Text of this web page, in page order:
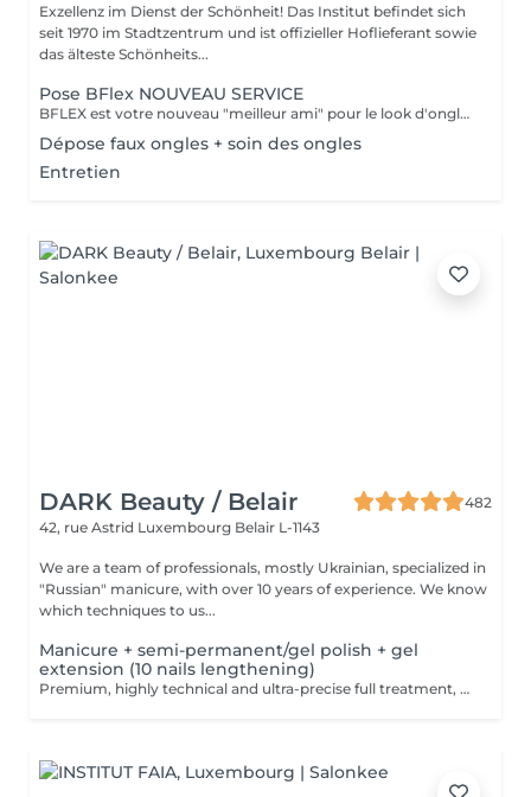
Exzellenz im Dienst der Schönheit! Das Institut befindet sich
seit 1970 im Stadtzentrum und ist offizieller Hoflieferant sowie
das älteste Schönheits...
Pose BFlex NOUVEAU SERVICE
BFLEX est votre nouveau "meilleur ami" pour le look d'ongles courts et naturels que tous les clients recherchent ! Il s'agit d'une Babymanucure avec la pose d'un gel intelligent 4-en-1 avec lequel vous avez : Base-Construction-Teinte-Finition ! I C'est une prestation inédite et tendance !
Dépose faux ongles + soin des ongles
Entretien
DARK Beauty / Belair
482
42, rue Astrid Luxembourg Belair L-1143
We are a team of professionals, mostly Ukrainian, specialized in
"Russian" manicure, with over 10 years of experience. We know
which techniques to us...
Manicure + semi-permanent/gel polish + gel
extension (10 nails lengthening)
Premium, highly technical and ultra-precise full treatment, performed mainly with an e-file to achieve a perfectly clean nail contour and apply the polish as close as possible, even slightly under the cuticle. This technique helps visually delay the regrowth by around 10 days. Visual result: -Extremely well-groomed nails, clean contours, flawless shape -Instagram / photo studio effect: neat, precise, with no visible dry skin During this service, we will also increase the length of your nails using a specialized gel material, ensuring a naturally beautiful result. This 'EXTENSION' has to be done just once, after which subsequent appointments will be designated as 'Manicure + semi-permanent/gel polish + gel reinforcement (long or fragile nails)'. We also include a gel reinforcement, as a perfect solution for flawless and long-lasting nails: -The average durability is 4 weeks!! Service content: -Removal of old semi-permanent and/or gel polish (if needed, already include in this price/service) -Very meticulous preparation of the nail plate -Removal of dead skin -Shape and file nails -Gentle cuticle care -Gel nail extension -Gel reinforcement -Correction of the nail shape -Application of semi-permanent nail polish -Application of cuticle oil and hand cream Optional : -EXTENSION longest than 4th size -> +20€ (if so please book "WITH complex design") -Price per nail for nail art on up to 5 nails (if so please book "WITH simple design") +3€/nail -Price for simple design (French, Chrome, Baby Boomer, Cat Eyes, Stickers, Foil) 6-10 nails -> +20€ -Price for complex design (3D, Hand drawings, Stamping, French with Chrome, Baby Boomer with Chrome, French with Cat Eyes) 6-10 nails -> +30€